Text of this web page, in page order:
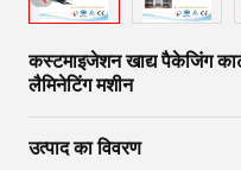
कस्टमाइजेशन खाद्य पैकेजिंग
लैमिनेटिंग मशीन
उत्पाद का विवरण